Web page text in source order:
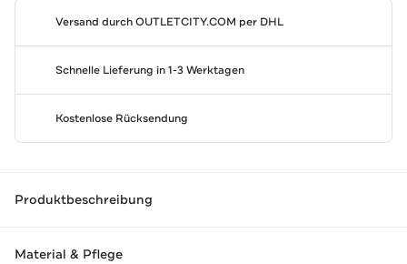
Versand durchOUTLETCITY.COM per DHL
Schnelle Lieferung in 1-3 Werktagen
Kostenlose Rücksendung
Produktbeschreibung
Material & Pflege